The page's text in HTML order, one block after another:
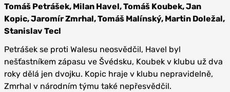
Tomáš Petrášek, Milan Havel, Tomáš Koubek, Jan
Kopic, Jaromír Zmrhal, Tomáš Malínský, Martin Doležal,
Stanislav Tecl
Petrášek se proti Walesu neosvědčil, Havel byl
nešťastníkem zápasu ve Švédsku, Koubek v klubu už dva
roky dělá jen dvojku. Kopic hraje v klubu nepravidelně,
Zmrhal v národním týmu také nepřesvědčil.